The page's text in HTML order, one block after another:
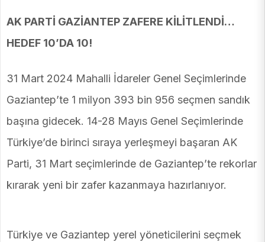
AK PARTİ GAZİANTEP ZAFERE KİLİTLENDİ…
HEDEF 10’DA 10!
31 Mart 2024 Mahalli İdareler Genel Seçimlerinde
Gaziantep’te 1 milyon 393 bin 956 seçmen sandık
başına gidecek. 14-28 Mayıs Genel Seçimlerinde
Türkiye’de birinci sıraya yerleşmeyi başaran AK
Parti, 31 Mart seçimlerinde de Gaziantep’te rekorlar
kırarak yeni bir zafer kazanmaya hazırlanıyor.
Türkiye ve Gaziantep yerel yöneticilerini seçmek